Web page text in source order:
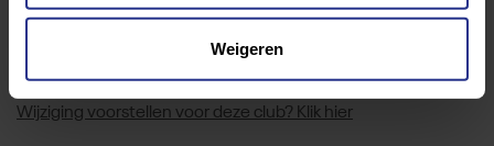
Weigeren
St. De Blijde Ruiters
Wijziging voorstellen voor deze club? Klik hier